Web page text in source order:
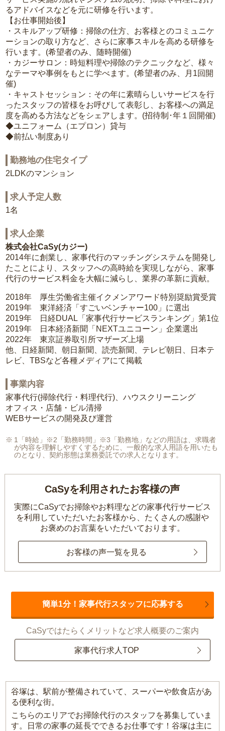
るアドバイスなどを元に研修を行います。
【お仕事開始後】
・スキルアップ研修：掃除の仕方、お客様とのコミュニケ
ーションの取り方など、さらに家事スキルを高める研修を
行います。(希望者のみ、随時開催)
・カジーサロン：時短料理や掃除のテクニックなど、様々
なテーマや事例をもとに学べます。(希望者のみ、月1回開
催)
・キャストセッション：その年に素晴らしいサービスを行
ったスタッフの皆様をお呼びして表彰し、お客様への満足
度を高める方法などをシェアします。(招待制･年１回開催)
◆ユニフォーム（エプロン）貸与
◆前払い制度あり
勤務地の住宅タイプ
2LDKのマンション
求人予定人数
1名
求人企業
株式会社CaSy(カジー)
2014年に創業し、家事代行のマッチングシステムを開発し
たことにより、スタッフへの高時給を実現しながら、家事
代行のサービス料金を大幅に減らし、業界の革新に貢献。
2018年 厚生労働省主催イクメンアワード特別奨励賞受賞
2019年 東洋経済「すごいベンチャー100」に選出
2019年 日経DUAL「家事代行サービスランキング」第1位
2019年 日本経済新聞「NEXTユニコーン」企業選出
2022年 東京証券取引所マザーズ上場
他、日経新聞、朝日新聞、読売新聞、テレビ朝日、日本テ
レビ、TBSなど各種メディアにて掲載
事業内容
家事代行(掃除代行・料理代行)、ハウスクリーニング
オフィス・店舗・ビル清掃
WEBサービスの開発及び運営
1「時給」※2「勤務時間」※3「勤務地」などの用語は、求職者
が内容を理解しやすくするために、一般的な求人用語を用いたも
のとなり、契約形態は業務委託での求人となります。
CaSyを利用されたお客様の声
実際にCaSyでお掃除やお料理などの家事代行サービス
を利用していただいたお客様から、 たくさんの感謝や
お褒めのお言葉をいただいております。
お客様の声一覧を見る
簡単1分！家事代行スタッフに応募する
CaSyではたらくメリットなど求人概要のご案内
家事代行求人TOP
谷塚は、駅前が整備されていて、スーパーや飲食店があ
る便利な街。
こちらのエリアでお掃除代行のスタッフを募集していま
す。日常の家事の延長でできるお仕事です！谷塚は主に